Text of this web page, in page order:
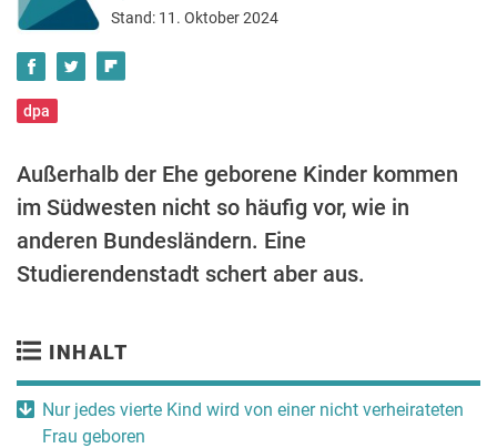
Stand: 11. Oktober 2024
dpa
Außerhalb der Ehe geborene Kinder kommen
im Südwesten nicht so häufig vor, wie in
anderen Bundesländern. Eine
Studierendenstadt schert aber aus.
INHALT
Nur jedes vierte Kind wird von einer nicht verheirateten
Frau geboren